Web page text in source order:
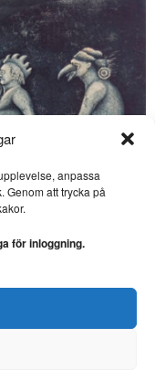
anpassa
Genom att trycka på
för inloggning.